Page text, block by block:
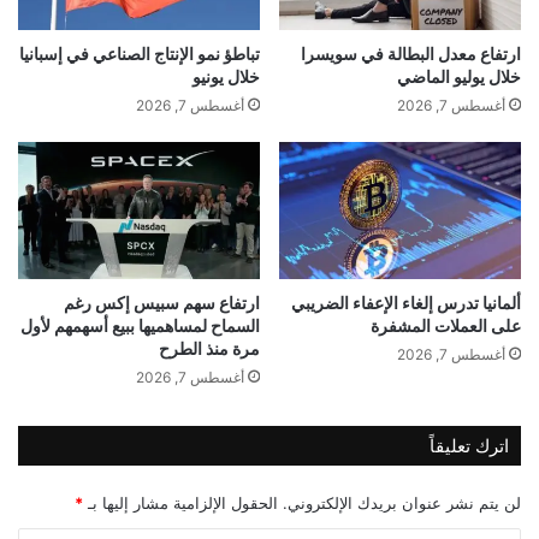
الثانية، بحسب ما ذكره لشبكة “CNBC”
مع موجة بيع تضرب قطاع التكنولوجيا
ا
ت
ا
ل
غ
ن
ئ
ي
إ
ل
ا
ك
ن
ت
ب
ي
ارتفاع معدل البطالة في سويسرا
خلال يوليو الماضي
أغسطس 7, 2026
تباطؤ نمو الإنتاج الصناعي في إسبانيا
خلال يونيو
أغسطس 7, 2026
ألمانيا تدرس إلغاء الإعفاء الضريبي
على العملات المشفرة
أغسطس 7, 2026
ارتفاع سهم سبيس إكس رغم
السماح لمساهميها ببيع أسهمهم لأول
مرة منذ الطرح
أغسطس 7, 2026
اترك تعليقاً
لن يتم نشر عنوان بريدك الإلكتروني. الحقول الإلزامية مشار إليها بـ *